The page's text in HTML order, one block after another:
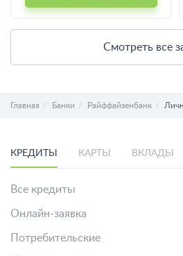
Смотреть все
Главная Банки Райффайзенбанк
КРЕДИТЫ КАРТЫ ВКЛАДЫ
Все кредиты
Онлайн-заявка
Потребительские